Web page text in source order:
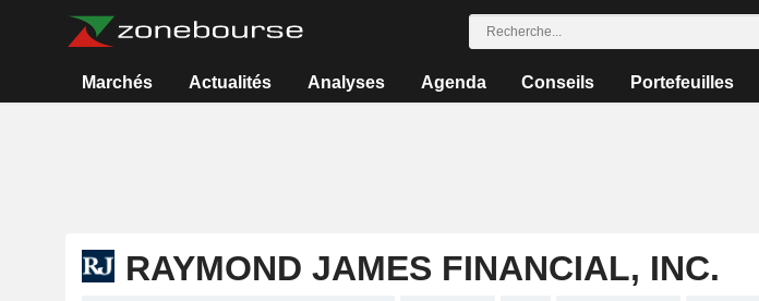
Marchés Actualités Analyses Agenda Conseils Portefeuilles
RAYMOND JAMES FINANCIAL, INC.